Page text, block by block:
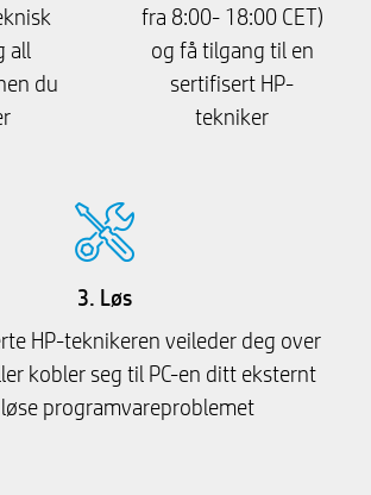
all
du
fra 8:00- 18:00 CET)
og få tilgang til en
sertifisert HP-
tekniker
3. Løs
HP-teknikeren veileder deg over
kobler seg til PC-en ditt eksternt
programvareproblemet